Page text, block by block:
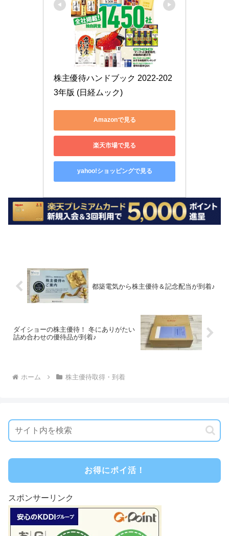
株主優待ハンドブック 2022-202
3年版 (日経ムック)
Amazonで見る
楽天市場で見る
yahoo!ショッピングで見る
都築電気から株主優待＆記念配当が到着♪
ダイショーの株主優待！ 冬にありがたい
詰め合わせの優待品が到着♪
ホーム 株主優待取得・到着
お得にポイ活！
スポンサーリンク